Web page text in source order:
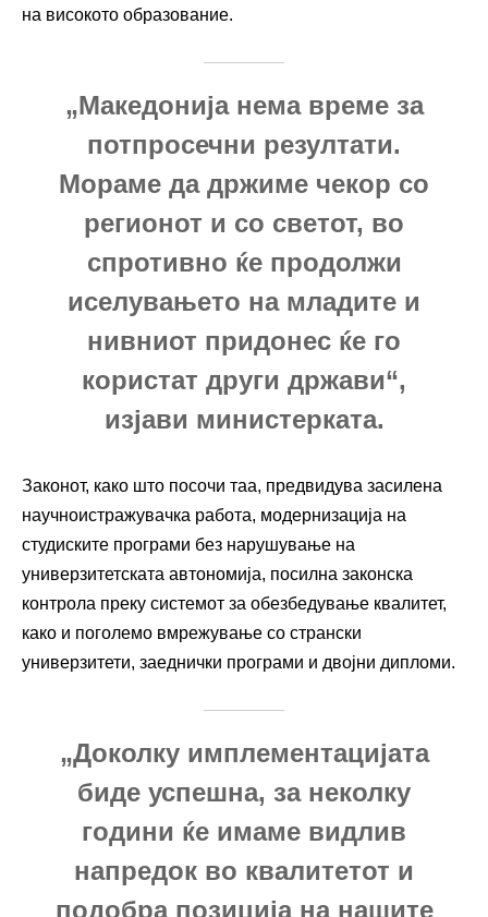
на високото образование.
„Македонија нема време за
потпросечни резултати.
Мораме да држиме чекор со
регионот и со светот, во
спротивно ќе продолжи
иселувањето на младите и
нивниот придонес ќе го
користат други држави“,
изјави министерката.
Законот, како што посочи таа, предвидува засилена
научноистражувачка работа, модернизација на
студиските програми без нарушување на
универзитетската автономија, посилна законска
контрола преку системот за обезбедување квалитет,
како и поголемо вмрежување со странски
универзитети, заеднички програми и двојни дипломи.
„Доколку имплементацијата
биде успешна, за неколку
години ќе имаме видлив
напредок во квалитетот и
подобра позиција на нашите